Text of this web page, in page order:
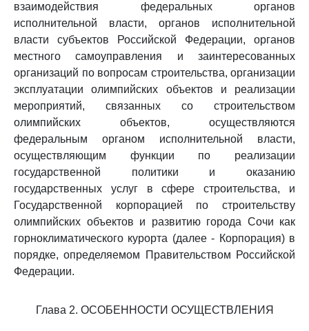
взаимодействия федеральных органов
исполнительной власти, органов исполнительной
власти субъектов Российской Федерации, органов
местного самоуправления и заинтересованных
организаций по вопросам строительства, организации
эксплуатации олимпийских объектов и реализации
мероприятий, связанных со строительством
олимпийских объектов, осуществляются
федеральным органом исполнительной власти,
осуществляющим функции по реализации
государственной политики и оказанию
государственных услуг в сфере строительства, и
Государственной корпорацией по строительству
олимпийских объектов и развитию города Сочи как
горноклиматического курорта (далее - Корпорация) в
порядке, определяемом Правительством Российской
Федерации.
Глава 2. ОСОБЕННОСТИ ОСУЩЕСТВЛЕНИЯ